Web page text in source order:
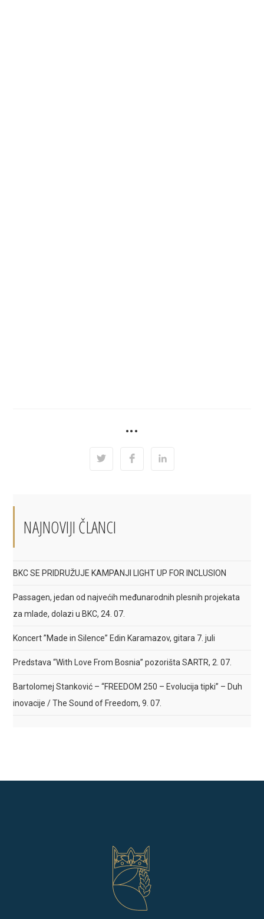
•••
Opens
Opens
Opens
NAJNOVIJI ČLANCI
BKC SE PRIDRUŽUJE KAMPANJI LIGHT UP FOR INCLUSION
Passagen, jedan od najvećih međunarodnih plesnih projekata
za mlade, dolazi u BKC, 24. 07.
Koncert ”Made in Silence” Edin Karamazov, gitara 7. juli
Predstava “With Love From Bosnia” pozorišta SARTR, 2. 07.
Bartolomej Stanković – “FREEDOM 250 – Evolucija tipki” – Duh
inovacije / The Sound of Freedom, 9. 07.